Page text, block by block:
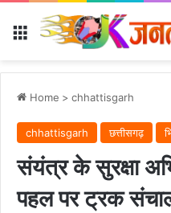
Menu
Home > chhattisgarh
chhattisgarh छत्तीसगढ़
संयंत्र के सुरक्षा
पहल पर ट्रक